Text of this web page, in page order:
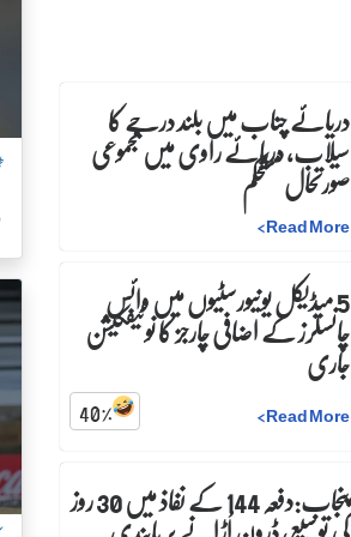
دریائے چناب میں بلند درجے کا
سیلاب، دریائے راوی میں مجموعی
صورتحال مستحکم
Read More
>
5 میڈیکل یونیورسٹیوں میں وائس
چانسلرز کے اضافی چارجز کا نوٹیفکیشن
جاری
Read More
>
40%
پنجاب:دفعہ 144 کے نفاذ میں 30 روز